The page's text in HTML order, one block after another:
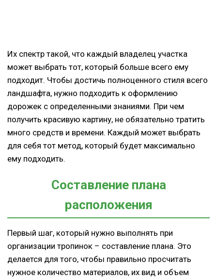
Их спектр такой, что каждый владелец участка
может выбрать тот, который больше всего ему
подходит. Чтобы достичь полноценного стиля всего
ландшафта, нужно подходить к оформлению
дорожек с определенными знаниями. При чем
получить красивую картину, не обязательно тратить
много средств и времени. Каждый может выбрать
для себя тот метод, который будет максимально
ему подходить.
Составление плана
расположения
Первый шаг, который нужно выполнять при
организации тропинок – составление плана. Это
делается для того, чтобы правильно просчитать
нужное количество материалов, их вид и объем